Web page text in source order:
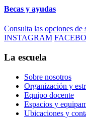
Becas y ayudas
Consulta las opciones de
INSTAGRAM
La escuela
Sobre nosotros
Organización y
Equipo docente
Espacios y
Ubicaciones y